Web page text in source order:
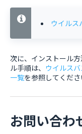
ウイルス
次に、インストール
ル手順は、 ウイルス
一覧を参照してくださ
お問い合わ